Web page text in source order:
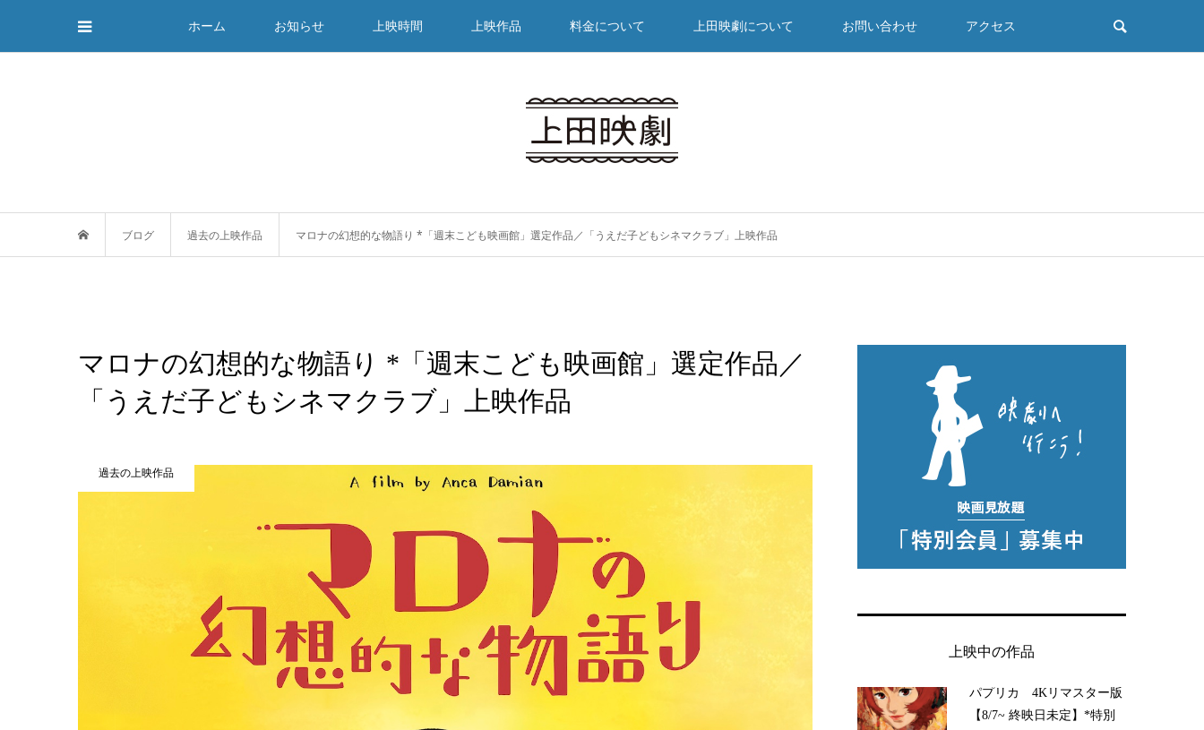
ホーム お知らせ 上映時間 上映作品 料金について 上田映劇について お問い合わせ アクセス
ブログ 過去の上映作品 マロナの幻想的な物語り *「週末こども映画館」選定作品／「うえだ子どもシネマクラブ」上映作品
マロナの幻想的な物語り *「週末こども映画館」選定作品／
「うえだ子どもシネマクラブ」上映作品
過去の上映作品
上映中の作品
パプリカ 4Kリマスター版
【8/7~ 終映日未定】*特別